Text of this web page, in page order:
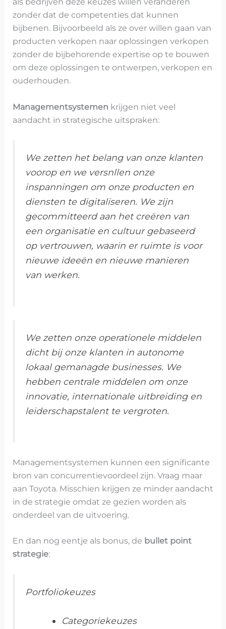
als bedrijven deze keuzes willen veranderen
zonder dat de competenties dat kunnen
bijbenen. Bijvoorbeeld als ze over willen gaan van
producten verkopen naar oplossingen verkopen
zonder de bijbehorende expertise op te bouwen
om deze oplossingen te ontwerpen, verkopen en
ouderhouden.
Managementsystemen krijgen niet veel
aandacht in strategische uitspraken:
We zetten het belang van onze klanten
voorop en we versnllen onze
inspanningen om onze producten en
diensten te digitaliseren. We zijn
gecommitteerd aan het creëren van
een organisatie en cultuur gebaseerd
op vertrouwen, waarin er ruimte is voor
nieuwe ideeën en nieuwe manieren
van werken.
We zetten onze operationele middelen
dicht bij onze klanten in autonome
lokaal gemanagde businesses. We
hebben centrale middelen om onze
innovatie, internationale uitbreiding en
leiderschapstalent te vergroten.
Managementsystemen kunnen een significante
bron van concurrentievoordeel zijn. Vraag maar
aan Toyota. Misschien krijgen ze minder aandacht
in de strategie omdat ze gezien worden als
onderdeel van de uitvoering.
En dan nog eentje als bonus, de bullet point
strategie:
Portfoliokeuzes
Categoriekeuzes